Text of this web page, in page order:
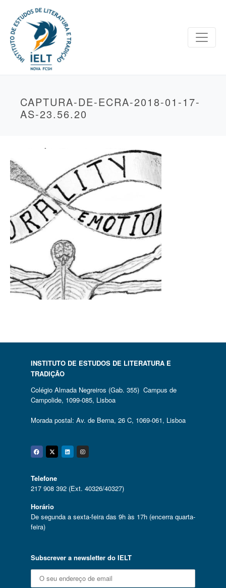
CAPTURA-DE-ECRA-2018-01-17-
AS-23.56.20
INSTITUTO DE ESTUDOS DE LITERATURA E
TRADIÇÃO
Colégio Almada Negreiros (Gab. 355) Campus de
Campolide, 1099-085, Lisboa
Morada postal: Av. de Berna, 26 C, 1069-061, Lisboa
Facebook
Twitter
Linkedin
Instagram
Telefone
217 908 392 (Ext. 40326/40327)
Horário
De segunda a sexta-feira das 9h às 17h (encerra quarta-
feira)
Subscrever a newsletter do IELT